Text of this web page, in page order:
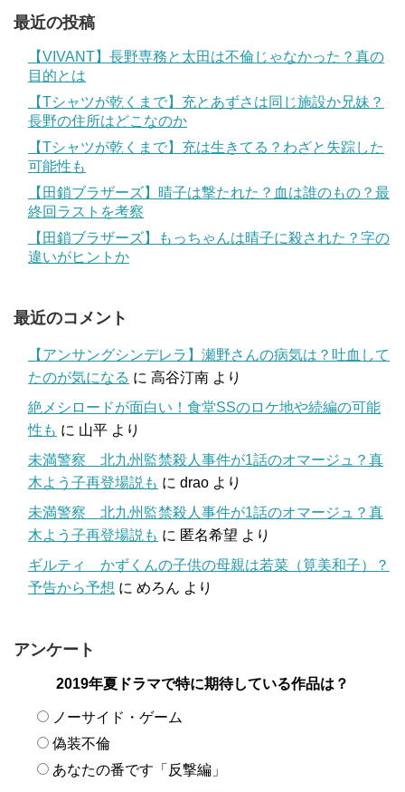
最近の投稿
【VIVANT】長野専務と太田は不倫じゃなかった？真の
目的とは
【Tシャツが乾くまで】充とあずさは同じ施設か兄妹？
長野の住所はどこなのか
【Tシャツが乾くまで】充は生きてる？わざと失踪した
可能性も
【田鎖ブラザーズ】晴子は撃たれた？血は誰のもの？最
終回ラストを考察
【田鎖ブラザーズ】もっちゃんは晴子に殺された？字の
違いがヒントか
最近のコメント
【アンサングシンデレラ】瀬野さんの病気は？吐血して
たのが気になる に 高谷汀南 より
絶メシロードが面白い！食堂SSのロケ地や続編の可能
性も に 山平 より
未満警察 北九州監禁殺人事件が1話のオマージュ？真
木よう子再登場説も に drao より
未満警察 北九州監禁殺人事件が1話のオマージュ？真
木よう子再登場説も に 匿名希望 より
ギルティ かずくんの子供の母親は若菜（筧美和子）？
予告から予想 に めろん より
アンケート
2019年夏ドラマで特に期待している作品は？
ノーサイド・ゲーム
偽装不倫
あなたの番です「反撃編」